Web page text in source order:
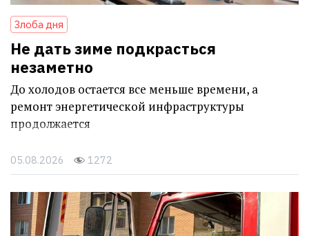
Злоба дня
Не дать зиме подкрасться
незаметно
До холодов остается все меньше времени, а
ремонт энергетической инфраструктуры
продолжается
05.08.2026 1272